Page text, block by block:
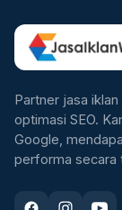
Partner jasa
optimasi SEO.
Google,
performa secara